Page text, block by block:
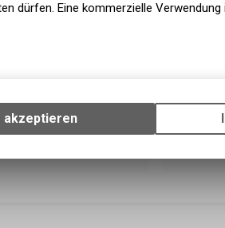
Ulsan
dürfen. Eine kommerzielle
Gerät, um die grundlegenden Funktionen
des Warenkorbs, zu ermöglichen.
akzeptieren